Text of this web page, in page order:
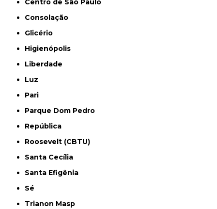
Centro de São Paulo
Consolação
Glicério
Higienópolis
Liberdade
Luz
Pari
Parque Dom Pedro
República
Roosevelt (CBTU)
Santa Cecília
Santa Efigênia
Sé
Trianon Masp